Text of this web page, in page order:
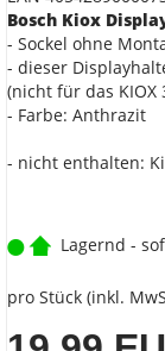
Bosch Kiox
- Sockel ohne
- dieser
(nicht für das KIOX
- Farbe: Anthrazit
- nicht enthalten:
Lagernd -
pro Stück (inkl.